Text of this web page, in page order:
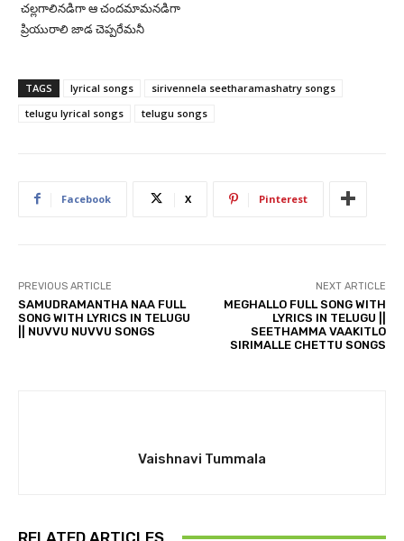
చల్లగాలినడిగా ఆ చందమామనడిగా
ప్రియురాలి జాడ చెప్పరేమనీ
TAGS lyrical songs
sirivennela seetharamashatry songs
telugu lyrical songs
telugu songs
Facebook X Pinterest
PREVIOUS ARTICLE
SAMUDRAMANTHA NAA FULL
SONG WITH LYRICS IN TELUGU
|| NUVVU NUVVU SONGS
NEXT ARTICLE
MEGHALLO FULL SONG WITH
LYRICS IN TELUGU ||
SEETHAMMA VAAKITLO
SIRIMALLE CHETTU SONGS
Vaishnavi Tummala
RELATED ARTICLES